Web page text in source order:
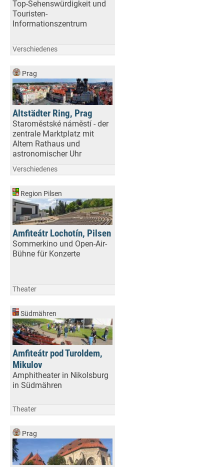
Top-Sehenswürdigkeit und
Touristen-
Informationszentrum
Verschiedenes
Prag
Altstädter Ring, Prag
Staroměstské náměstí - der
zentrale Marktplatz mit
Altem Rathaus und
astronomischer Uhr
Verschiedenes
Region Pilsen
Amfiteátr Lochotín, Pilsen
Sommerkino und Open-Air-
Bühne für Konzerte
Theater
Südmähren
Amfiteátr pod Turoldem,
Mikulov
Amphitheater in Nikolsburg
in Südmähren
Theater
Prag